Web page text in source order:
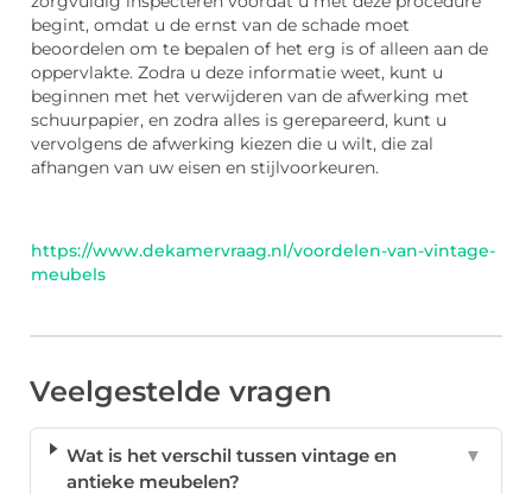
begint, omdat u de ernst van de schade moet
beoordelen om te bepalen of het erg is of alleen aan de
oppervlakte. Zodra u deze informatie weet, kunt u
beginnen met het verwijderen van de afwerking met
schuurpapier, en zodra alles is gerepareerd, kunt u
vervolgens de afwerking kiezen die u wilt, die zal
afhangen van uw eisen en stijlvoorkeuren.
https://www.dekamervraag.nl/voordelen-van-vintage-
meubels
Veelgestelde vragen
Wat is het verschil tussen vintage en
antieke meubelen?
▼